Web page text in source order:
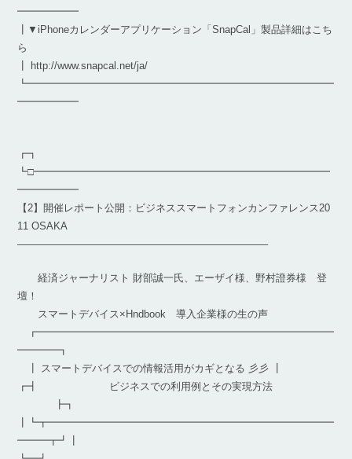
━━━━━━
┃▼iPhoneカレンダーアプリケーション「SnapCal」製品詳細はこち
ら
┃ http://www.snapcal.net/ja/
┗━━━━━━━━━━━━━━━━━━━━━━━━━━━━━━
━━━━━━
┏┓
┗□━━━━━━━━━━━━━━━━━━━━━━━━━━━━━
━━━━━━
【2】開催レポート公開：ビジネススマートフォンカンファレンス20
11 OSAKA
————————————————————————–
経済ジャーナリスト 財部誠一氏、エーザイ様、野村證券様 登
壇！
スマートデバイス×Hndbook 導入企業様の生の声
┏━━━━━━━━━━━━━━━━━━━━━━━━━━━━━
━━━━┓
┃ スマートデバイスでの情報活用がカギとなる 彡彡 ┃
┏┫ ビジネスでの利用例とその実現方法
┣┓
┃┗┳━━━━━━━━━━━━━━━━━━━━━━━━━━━━
━━━┳┛┃